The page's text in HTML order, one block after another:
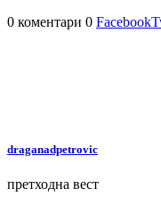
0 коментари 0 Facebook
draganadpetrovic
претходна вест